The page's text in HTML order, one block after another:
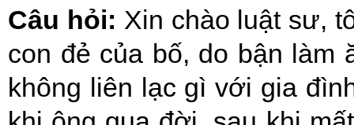
Câu hỏi: Xin chào luật sư,
con đẻ của bố, do bận làm
không liên lạc gì với gia